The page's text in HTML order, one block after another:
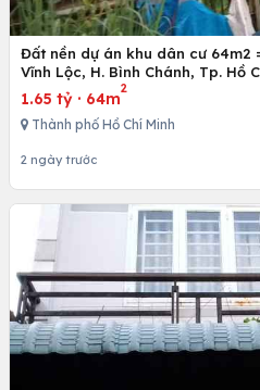
Đất nền dự án khu dân cư 64m2
Vĩnh Lộc, H. Bình Chánh, Tp. Hồ
1.65 tỷ · 64m
2
Thành phố Hồ Chí Minh
2 ngày trước